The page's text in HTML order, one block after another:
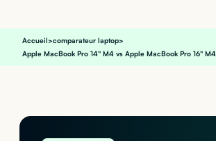
Accueil>comparateur laptop>
Apple MacBook Pro 14" M4 vs Apple MacBook Pro 16" M4